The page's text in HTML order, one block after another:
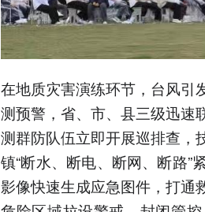
在地质灾害演练环节，台风引
测预警，省、市、县三级迅速
测群防队伍立即开展巡排查，
镇“断水、断电、断网、断路”
影像快速生成应急图件，打通